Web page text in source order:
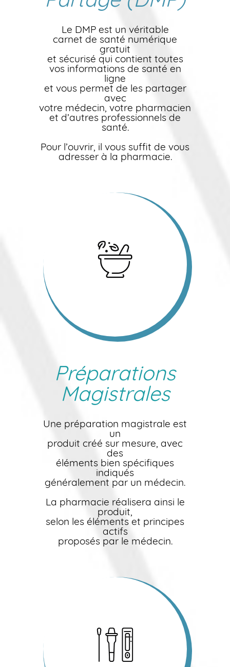
Le DMP est un véritable
carnet de santé numérique
gratuit
et sécurisé qui contient toutes
vos informations de santé en
ligne
et vous permet de les partager
avec
votre médecin, votre pharmacien
et d’autres professionnels de
santé.
Pour l’ouvrir, il vous suffit de vous
adresser à la pharmacie.
Préparations
Magistrales
Une préparation magistrale est
un
produit créé sur mesure, avec
des
éléments bien spécifiques
indiqués
généralement par un médecin.
La pharmacie réalisera ainsi le
produit,
selon les éléments et principes
actifs
proposés par le médecin.